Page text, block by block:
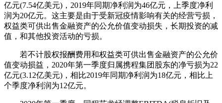
亿元(7.54亿美元)，2019年同期净利润为46亿元，上季度净利
润为20亿元。这主要是由于受新冠疫情影响有关的经营亏损，
权益类可供出售金融资产的公允价值变动损失，长期投资的减
值，和其他投资活动的亏损。
若不计股权报酬费用和权益类可供出售金融资产的公允价
值变动损益，2020年第一季度归属携程集团股东的净亏损为22
亿元(3.12亿美元)，相比2019年同期净利润为18亿元，相比上
个季度净利润为12亿元。